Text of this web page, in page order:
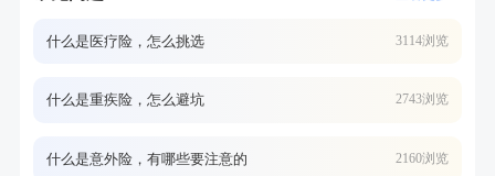
什么是医疗险，怎么挑选 3114浏览
什么是重疾险，怎么避坑 2743浏览
什么是意外险，有哪些要注意的 2160浏览